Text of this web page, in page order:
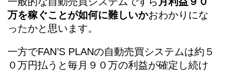
万を稼ぐことが如何に難しいかおわかりにな
ったかと思います。
一方でFAN’S PLANの自動売買システムは約５
０万円払うと毎月９０万の利益が確定し続け